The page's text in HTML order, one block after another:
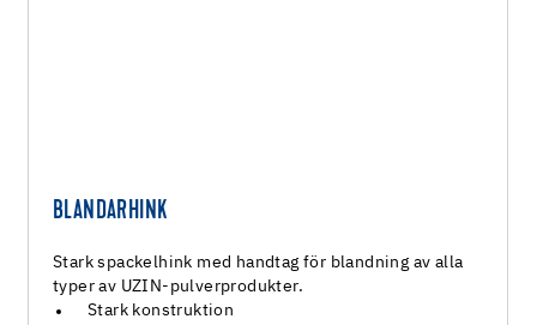
BLANDARHINK
Stark spackelhink med handtag för blandning av alla
typer av UZIN-pulverprodukter.
Stark konstruktion